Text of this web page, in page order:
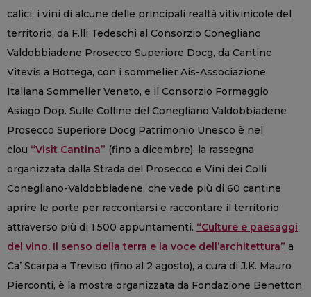
calici, i vini di alcune delle principali realtà vitivinicole del
territorio, da F.lli Tedeschi al Consorzio Conegliano
Valdobbiadene Prosecco Superiore Docg, da Cantine
Vitevis a Bottega, con i sommelier Ais-Associazione
Italiana Sommelier Veneto, e il Consorzio Formaggio
Asiago Dop. Sulle Colline del Conegliano Valdobbiadene
Prosecco Superiore Docg Patrimonio Unesco è nel
clou “Visit Cantina” (fino a dicembre), la rassegna
organizzata dalla Strada del Prosecco e Vini dei Colli
Conegliano-Valdobbiadene, che vede più di 60 cantine
aprire le porte per raccontarsi e raccontare il territorio
attraverso più di 1.500 appuntamenti. “Culture e paesaggi
del vino. Il senso della terra e la voce dell’architettura” a
Ca’ Scarpa a Treviso (fino al 2 agosto), a cura di J.K. Mauro
Pierconti, è la mostra organizzata da Fondazione Benetton